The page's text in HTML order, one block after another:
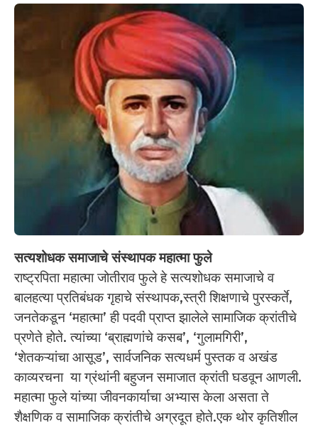
सत्यशोधक समाजाचे संस्थापक महात्मा फुले
राष्ट्रपिता महात्मा जोतीराव फुले हे सत्यशोधक समाजाचे व
बालहत्या प्रतिबंधक गृहाचे संस्थापक,स्त्री शिक्षणाचे पुरस्कर्ते,
जनतेकडून ‘महात्मा’ ही पदवी प्राप्त झालेले सामाजिक क्रांतीचे
प्रणेते होते. त्यांच्या ‘ब्राह्मणांचे कसब’, ‘गुलामगिरी’,
‘शेतकऱ्यांचा आसूड’, सार्वजनिक सत्यधर्म पुस्तक व अखंड
काव्यरचना या ग्रंथांनी बहुजन समाजात क्रांती घडवून आणली.
महात्मा फुले यांच्या जीवनकार्याचा अभ्यास केला असता ते
शैक्षणिक व सामाजिक क्रांतीचे अग्रदूत होते.एक थोर कृतिशील